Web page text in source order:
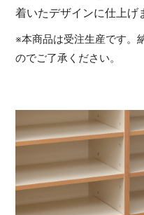
着いたデザインに仕上げ
※本商品は受注生産です。
のでご了承ください。